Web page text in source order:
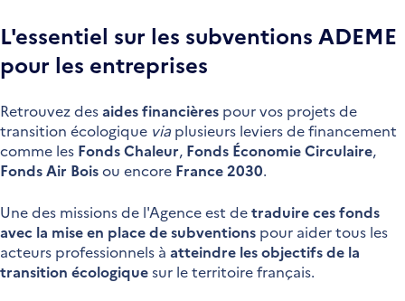
L'essentiel sur les subventions ADEME
pour les entreprises
Retrouvez desaides financières pour vos projets de
transition écologique via plusieurs leviers de financement
comme les Fonds Chaleur, Fonds Économie Circulaire,
Fonds Air Boisou encore France 2030.
Une des missions de l'Agence est detraduire ces fonds
avec la mise en place de subventions pour aider tous les
acteurs professionnels à atteindre les objectifs de la
transition écologiquesur le territoire français.